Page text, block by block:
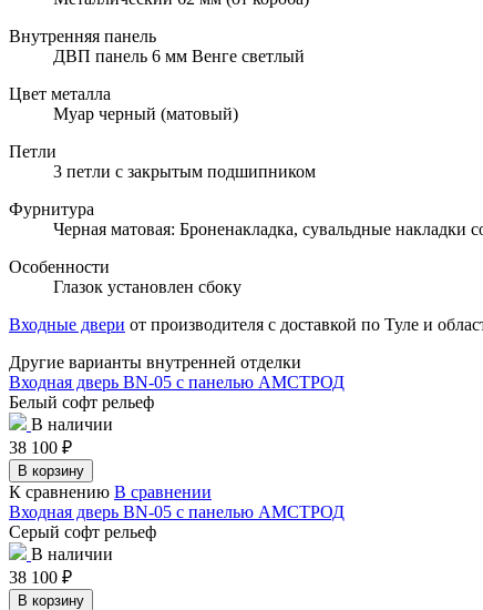
Внутренняя панель
ДВП панель 6 мм Венге светлый
Цвет металла
Муар черный (матовый)
Петли
3 петли с закрытым подшипником
Фурнитура
Черная матовая: Броненакладка, сувальдные накладки
Особенности
Глазок установлен сбоку
Входные двери от производителя с доставкой по Туле и
Другие варианты внутренней отделки
Входная дверь BN-05 с панелью АМСТРОД
Белый софт рельеф
В наличии
38 100 ₽
В корзину
К сравнению В сравнении
Входная дверь BN-05 с панелью АМСТРОД
Серый софт рельеф
В наличии
38 100 ₽
В корзину